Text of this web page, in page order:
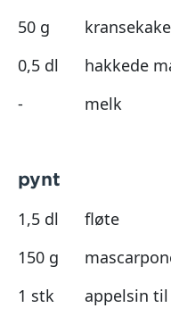
50 g
0,5 dl
hakkede
-
melk
pynt
1,5 dl
fløte
150 g
1 stk
appelsin